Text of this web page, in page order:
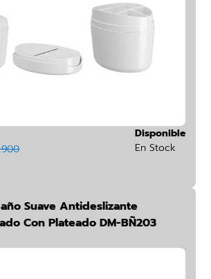
Disponible
En Stock
Suave Antideslizante
Con Plateado DM-BÑ203